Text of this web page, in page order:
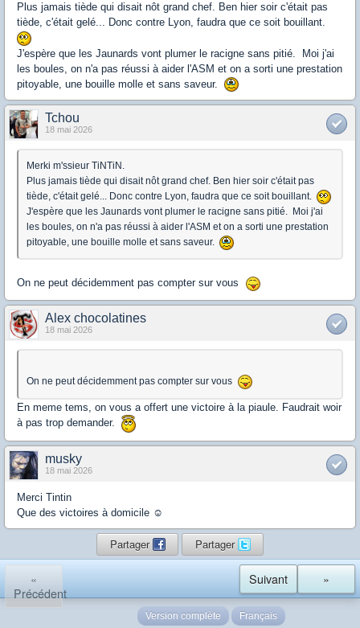
Plus jamais tiède qui disait nôt grand chef. Ben hier soir c'était pas
tiède, c'était gelé... Donc contre Lyon, faudra que ce soit bouillant.
J'espère que les Jaunards vont plumer le racigne sans pitié. Moi j'ai
les boules, on n'a pas réussi à aider l'ASM et on a sorti une prestation
pitoyable, une bouille molle et sans saveur.
Tchou
18 mai 2026
Merki m'ssieur TiNTiN.
Plus jamais tiède qui disait nôt grand chef. Ben hier soir c'était pas
tiède, c'était gelé... Donc contre Lyon, faudra que ce soit bouillant.
J'espère que les Jaunards vont plumer le racigne sans pitié. Moi j'ai
les boules, on n'a pas réussi à aider l'ASM et on a sorti une prestation
pitoyable, une bouille molle et sans saveur.
On ne peut décidemment pas compter sur vous
Alex chocolatines
18 mai 2026
On ne peut décidemment pas compter sur vous
En meme tems, on vous a offert une victoire à la piaule. Faudrait woir
à pas trop demander.
musky
18 mai 2026
Merci Tintin
Que des victoires à domicile ☺️
Partager Partager
«
Précédent
»
Suivant
Version complète Français